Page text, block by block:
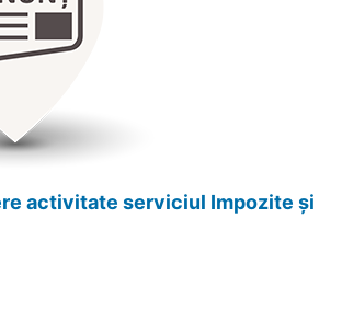
activitate serviciul Impozite și